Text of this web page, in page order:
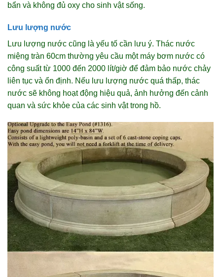
bẩn và không đủ oxy cho sinh vật sống.
Lưu lượng nước
Lưu lượng nước cũng là yếu tố cần lưu ý. Thác nước
miệng tràn 60cm thường yêu cầu một máy bơm nước có
công suất từ 1000 đến 2000 lít/giờ để đảm bảo nước chảy
liên tục và ổn định. Nếu lưu lượng nước quá thấp, thác
nước sẽ không hoạt động hiệu quả, ảnh hưởng đến cảnh
quan và sức khỏe của các sinh vật trong hồ.